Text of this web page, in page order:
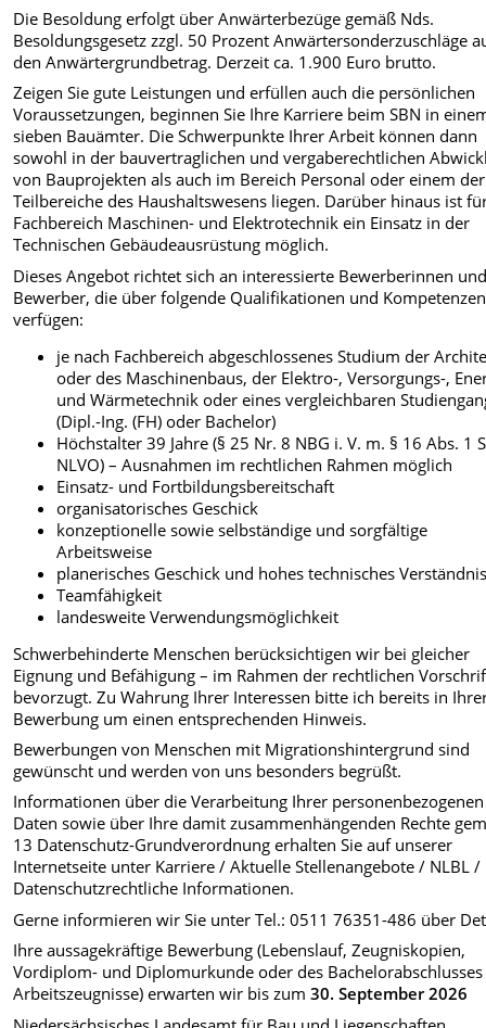
Die Besoldung erfolgt über Anwärterbezüge gemäß Nds.
Besoldungsgesetz zzgl. 50 Prozent Anwärtersonderzuschläge
den Anwärtergrundbetrag. Derzeit ca. 1.900 Euro brutto.
Zeigen Sie gute Leistungen und erfüllen auch die persönlichen
Voraussetzungen, beginnen Sie Ihre Karriere beim SBN in
sieben Bauämter. Die Schwerpunkte Ihrer Arbeit können dann
sowohl in der bauvertraglichen und vergaberechtlichen
von Bauprojekten als auch im Bereich Personal oder einem der
Teilbereiche des Haushaltswesens liegen. Darüber hinaus ist
Fachbereich Maschinen- und Elektrotechnik ein Einsatz in der
Technischen Gebäudeausrüstung möglich.
Dieses Angebot richtet sich an interessierte Bewerberinnen
Bewerber, die über folgende Qualifikationen und Kompetenzen
verfügen:
je nach Fachbereich abgeschlossenes Studium der
oder des Maschinenbaus, der Elektro-, Versorgungs-,
und Wärmetechnik oder eines vergleichbaren
(Dipl.-Ing. (FH) oder Bachelor)
Höchstalter 39 Jahre (§ 25 Nr. 8 NBG i. V. m. § 16 Abs. 1
NLVO) – Ausnahmen im rechtlichen Rahmen möglich
Einsatz- und Fortbildungsbereitschaft
organisatorisches Geschick
konzeptionelle sowie selbständige und sorgfältige
Arbeitsweise
planerisches Geschick und hohes technisches
Teamfähigkeit
landesweite Verwendungsmöglichkeit
Schwerbehinderte Menschen berücksichtigen wir bei gleicher
Eignung und Befähigung – im Rahmen der rechtlichen
bevorzugt. Zu Wahrung Ihrer Interessen bitte ich bereits in
Bewerbung um einen entsprechenden Hinweis.
Bewerbungen von Menschen mit Migrationshintergrund sind
gewünscht und werden von uns besonders begrüßt.
Informationen über die Verarbeitung Ihrer personenbezogenen
Daten sowie über Ihre damit zusammenhängenden Rechte
13 Datenschutz-Grundverordnung erhalten Sie auf unserer
Internetseite unter Karriere / Aktuelle Stellenangebote / NLBL /
Datenschutzrechtliche Informationen.
Gerne informieren wir Sie unter Tel.: 0511 76351-486 über
Ihre aussagekräftige Bewerbung (Lebenslauf, Zeugniskopien,
Vordiplom- und Diplomurkunde oder des
Arbeitszeugnisse) erwarten wir bis zum 30. September 2026